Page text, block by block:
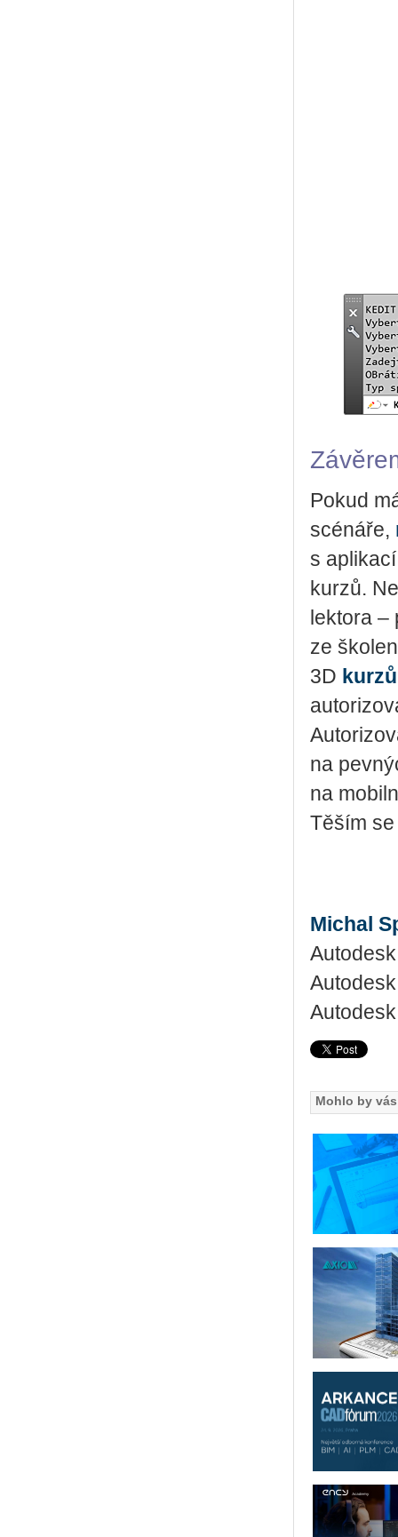
Pokud
scénáře,
s
kurzů.
lektora
ze
3D kurzů
na
na
Těším
Michal
Mohlo by